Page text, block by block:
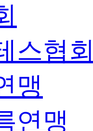
스협
맹
연맹